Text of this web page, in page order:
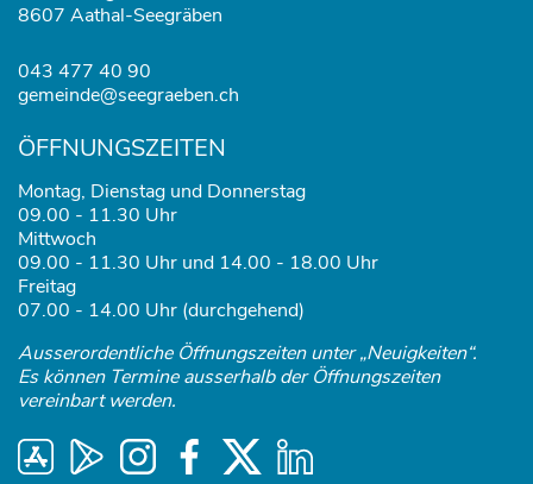
8607 Aathal-Seegräben
043 477 40 90
gemeinde@seegraeben.ch
ÖFFNUNGSZEITEN
Montag, Dienstag und Donnerstag
09.00 - 11.30 Uhr
Mittwoch
09.00 - 11.30 Uhr und 14.00 - 18.00 Uhr
Freitag
07.00 - 14.00 Uhr (durchgehend)
Ausserordentliche Öffnungszeiten unter „Neuigkeiten“.
Es können Termine ausserhalb der Öffnungszeiten
vereinbart werden.